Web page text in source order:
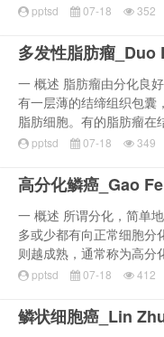
pptsd 07-18 352
多发性脂肪瘤
一 概述 脂肪瘤由分化良
有一层薄的结缔组织包囊
脂肪细胞。有的脂肪瘤在
pptsd 07-18 349
高分化鳞癌_Gao
一 概述 所谓分化，简单
多或少都有向正常细胞分
则越成熟，通常称为高分
pptsd 07-18 412
鳞状细胞癌_Lin